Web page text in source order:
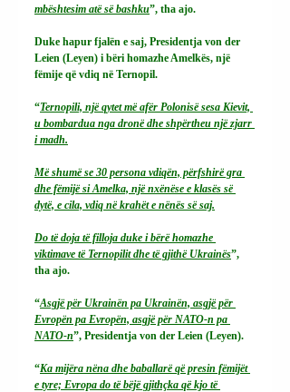
mbështesim atë së bashku”, tha ajo.
Duke hapur fjalën e saj, Presidentja von der
Leien (Leyen) i bëri homazhe Amelkës, një
fëmije që vdiq në Ternopil.
“Ternopili, një qytet më afër Polonisë sesa Kievit,
u bombardua nga dronë dhe shpërtheu një zjarr
i madh.
Më shumë se 30 persona vdiqën, përfshirë gra
dhe fëmijë si Amelka, një nxënëse e klasës së
dytë, e cila, vdiq në krahët e nënës së saj.
Do të doja të filloja duke i bërë homazhe
viktimave të Ternopilit dhe të gjithë Ukrainës”,
tha ajo.
“Asgjë për Ukrainën pa Ukrainën, asgjë për
Evropën pa Evropën, asgjë për NATO-n pa
NATO-n”, Presidentja von der Leien (Leyen).
“Ka mijëra nëna dhe baballarë që presin fëmijët
e tyre; Evropa do të bëjë gjithçka që kjo të